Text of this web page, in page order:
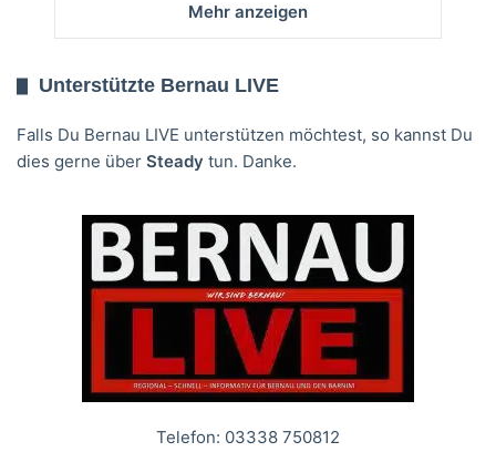
Mehr anzeigen
Unterstützte Bernau LIVE
Falls Du Bernau LIVE unterstützen möchtest, so kannst Du
dies gerne über Steady tun. Danke.
Telefon: 03338 750812